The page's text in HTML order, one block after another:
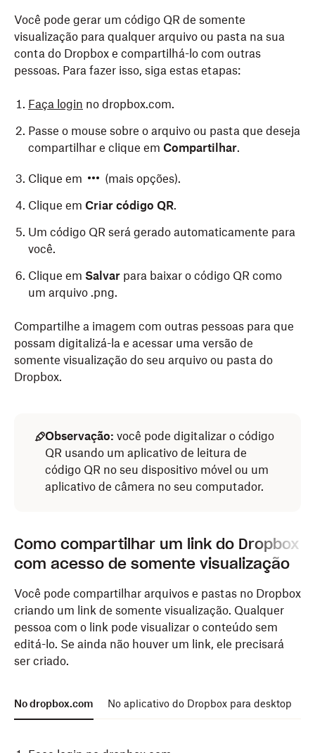
Você pode gerar um código QR de somente
visualização para qualquer arquivo ou pasta na sua
conta do Dropbox e compartilhá-lo com outras
pessoas. Para fazer isso, siga estas etapas:
Faça login no dropbox.com.
Passe o mouse sobre o arquivo ou pasta que deseja
compartilhar e clique em Compartilhar.
Clique em
(mais opções).
Clique em Criar código QR.
Um código QR será gerado automaticamente para
você.
Clique em Salvar para baixar o código QR como
um arquivo .png.
Compartilhe a imagem com outras pessoas para que
possam digitalizá-la e acessar uma versão de
somente visualização do seu arquivo ou pasta do
Dropbox.
Observação: você pode digitalizar o código
QR usando um aplicativo de leitura de
código QR no seu dispositivo móvel ou um
aplicativo de câmera no seu computador.
Como compartilhar um link do Dropbox
com acesso de somente visualização
Você pode compartilhar arquivos e pastas no Dropbox
criando um link de somente visualização. Qualquer
pessoa com o link pode visualizar o conteúdo sem
editá-lo. Se ainda não houver um link, ele precisará
ser criado.
No dropbox.com No aplicativo do Dropbox para desktop